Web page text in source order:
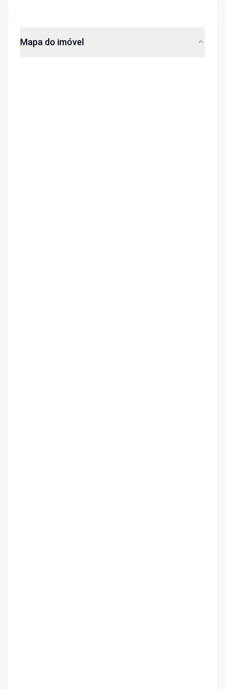
Mapa do imóvel